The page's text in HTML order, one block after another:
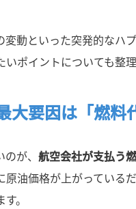
変動といった突発的なハ
ポイントについても整
大要因は「燃料
が、 航空会社が支払う
油価格が上がっているだ
。